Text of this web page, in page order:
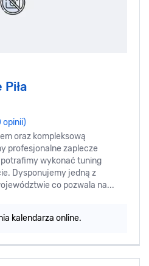
opinii)
oraz kompleksową
profesjonalne zaplecze
wykonać tuning
Dysponujemy jedną z
co pozwala na...
kalendarza online.